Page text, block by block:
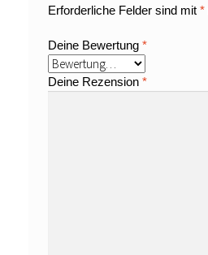
Erforderliche Felder sind mit*
Deine Bewertung*
Deine Rezension*